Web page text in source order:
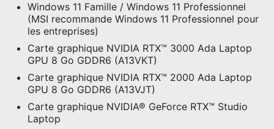
Windows 11 Famille / Windows 11 Professionnel
(MSI recommande Windows 11 Professionnel pour
les entreprises)
Carte graphique NVIDIA RTX™ 3000 Ada Laptop
GPU 8 Go GDDR6 (A13VKT)
Carte graphique NVIDIA RTX™ 2000 Ada Laptop
GPU 8 Go GDDR6 (A13VJT)
Carte graphique NVIDIA® GeForce RTX™ Studio
Laptop